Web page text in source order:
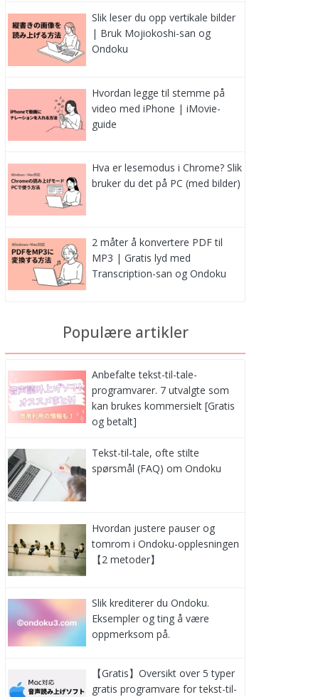
Slik leser du opp vertikale bilder
| Bruk Mojiokoshi-san og
Ondoku
Hvordan legge til stemme på
video med iPhone | iMovie-
guide
Hva er lesemodus i Chrome? Slik
bruker du det på PC (med bilder)
2 måter å konvertere PDF til
MP3 | Gratis lyd med
Transcription-san og Ondoku
Populære artikler
Anbefalte tekst-til-tale-
programvarer. 7 utvalgte som
kan brukes kommersielt [Gratis
og betalt]
Tekst-til-tale, ofte stilte
spørsmål (FAQ) om Ondoku
Hvordan justere pauser og
tomrom i Ondoku-opplesningen
【2 metoder】
Slik krediterer du Ondoku.
Eksempler og ting å være
oppmerksom på.
【Gratis】Oversikt over 5 typer
gratis programvare for tekst-til-